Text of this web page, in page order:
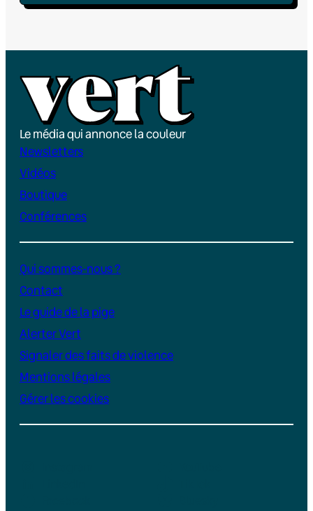
Le média qui annonce la couleur
Newsletters
Vidéos
Boutique
Conférences
Qui sommes-nous ?
Contact
Le guide de la pige
Alerter Vert
Signaler des faits de violence
Mentions légales
Gérer les cookies